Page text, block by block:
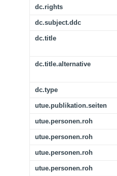
dc.rights
dc.subject.ddc
dc.title
dc.title.alternative
dc.type
utue.publikation.seiten
utue.personen.roh
utue.personen.roh
utue.personen.roh
utue.personen.roh